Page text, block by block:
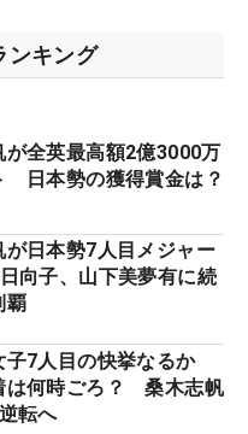
ンキング
が全英最高額2億3000万
日本勢の獲得賞金は？
が日本勢7人目メジャー
向子、山下美夢有に続
覇
子7人目の快挙なるか
は何時ごろ？ 桑木志帆
転へ